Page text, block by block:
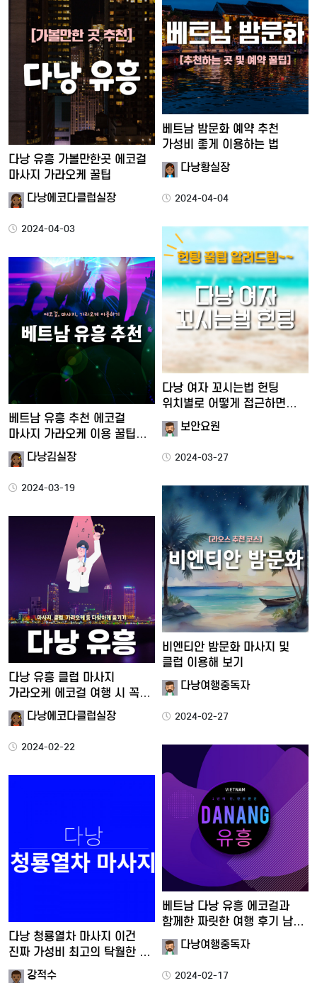
베트남 밤문화 예약 추천
가성비 좋게 이용하는 법
다낭황실장
2024-04-04
다낭 유흥 가볼만한곳 에코걸
마사지 가라오케 꿀팁
다낭에코다클럽실장
2024-04-03
다낭 여자 꼬시는법 헌팅
위치별로 어떻게 접근하면
좋은…보안요원
2024-03-27
베트남 유흥 추천 에코걸
마사지 가라오케 이용 꿀팁
안…다낭김실장
2024-03-19
비엔티안 밤문화 마사지 및
클럽 이용해 보기
다낭여행중독자
2024-02-27
다낭 유흥 클럽 마사지
가라오케 에코걸 여행 시 꼭
즐…다낭에코다클럽실장
2024-02-22
베트남 다낭 유흥 에코걸과
함께한 짜릿한 여행 후기 남…
다낭여행중독자
2024-02-17
다낭 청룡열차 마사지 이건
진짜 가성비 최고의 탁월한 …
강적수